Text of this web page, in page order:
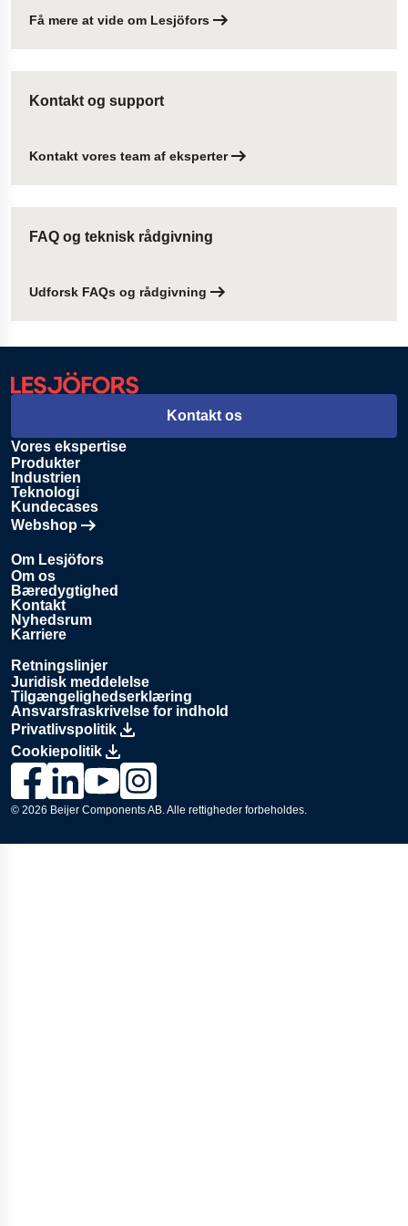
Få mere at vide om Lesjöfors
Kontakt og support
Kontakt vores team af eksperter
FAQ og teknisk rådgivning
Udforsk FAQs og rådgivning
Vores ekspertise
Produkter
Industrien
Teknologi
Kundecases
Webshop
Åbnes i en ny fane
Om Lesjöfors
Om os
Bæredygtighed
Kontakt
Nyhedsrum
Karriere
Retningslinjer
Juridisk meddelelse
Tilgængelighedserklæring
Ansvarsfraskrivelse for indhold
Privatlivspolitik
Cookiepolitik
Kontakt os
Link til Lesjöfors’ Facebook-side., Opens in a new window
Link til Lesjöfors’ LinkedIn-side., Opens in a new
Link til Lesjöfors’ YouTube-kanal., Opens in a
Link til Lesjöfors’ Instagram-side., Opens in
© 2026 Beijer Components AB. Alle rettigheder forbeholdes.